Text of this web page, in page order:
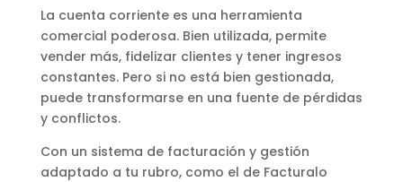
La cuenta corriente es una herramienta
comercial poderosa. Bien utilizada, permite
vender más, fidelizar clientes y tener ingresos
constantes. Pero si no está bien gestionada,
puede transformarse en una fuente de pérdidas
y conflictos.
Con un sistema de facturación y gestión
adaptado a tu rubro, como el de Facturalo